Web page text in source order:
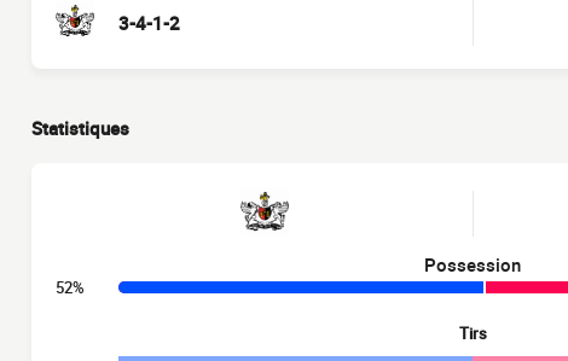
3-4-1-2
Statistiques
Possession
52%
Tirs